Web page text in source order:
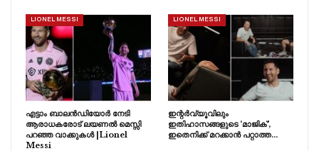
LIONEL MESSI
എട്ടാം ബാലൻഡിയോർ നേടി
ആരാധകരോട് ലയണൽ മെസ്സി
പറഞ്ഞ വാക്കുകൾ |Lionel
Messi
LIONEL MESSI
ഇന്റർവ്യൂവിലും
ഇതിഹാസങ്ങളുടെ ‘മാജിക്’,
ഇതെനിക്ക് മറക്കാൻ പറ്റാത്ത…